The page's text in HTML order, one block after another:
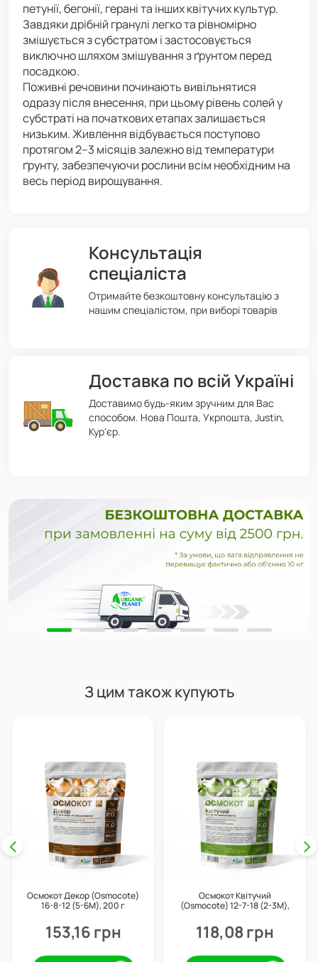
петунії, бегонії, герані та інших квітучих культур.
Завдяки дрібній гранулі легко та рівномірно
змішується з субстратом і застосовується
виключно шляхом змішування з ґрунтом перед
посадкою.
Поживні речовини починають вивільнятися
одразу після внесення, при цьому рівень солей у
субстраті на початкових етапах залишається
низьким. Живлення відбувається поступово
протягом 2–3 місяців залежно від температури
ґрунту, забезпечуючи рослини всім необхідним на
весь період вирощування.
Консультація
спеціаліста
Отримайте безкоштовну консультацію з
нашим спеціалістом, при виборі товарів
Доставка по всій Україні
Доставимо будь-яким зручним для Вас
способом. Нова Пошта, Укрпошта, Justin,
Кур'єр.
З цим також купують
Осмокот Декор (Osmocote)
16-8-12 (5-6М), 200 г
153,16 грн
Осмокот Квітучий
(Osmocote) 12-7-18 (2-3М),
118,08 грн